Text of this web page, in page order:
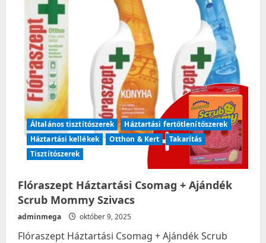
Általános tisztítószerek
Háztartási fertőtlenítőszerek
Háztartási kellékek
Otthon & Kert
Takarítás
Tisztítószerek
Flóraszept Háztartási Csomag + Ajándék
Scrub Mommy Szivacs
adminmega október 9, 2025
Flóraszept Háztartási Csomag + Ajándék Scrub